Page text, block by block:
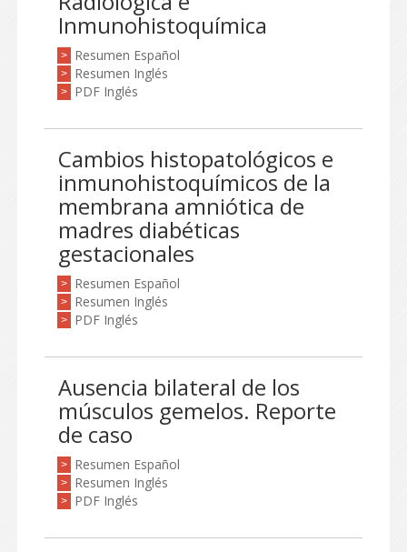
Inmunohistoquímica
> Resumen Español
> Resumen Inglés
> PDF Inglés
Cambios histopatológicos e
inmunohistoquímicos de la
membrana amniótica de
madres diabéticas
gestacionales
> Resumen Español
> Resumen Inglés
> PDF Inglés
Ausencia bilateral de los
músculos gemelos. Reporte
de caso
> Resumen Español
> Resumen Inglés
> PDF Inglés